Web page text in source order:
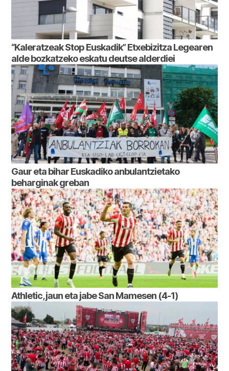
“Kaleratzeak Stop Euskadik” Etxebizitza Legearen
alde bozkatzeko eskatu deutse alderdiei
Gaur eta bihar Euskadiko anbulantzietako
beharginak greban
Athletic, jaun eta jabe San Mamesen (4-1)